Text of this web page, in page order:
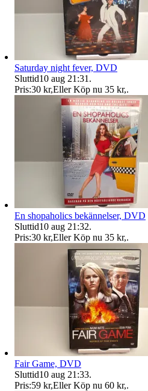
Saturday night fever, DVD
Sluttid10 aug 21:31 .
Pris:30 kr,Eller Köp nu 35 kr,.
En shopaholics bekännelser, DVD
Sluttid10 aug 21:32.
Pris:30 kr,Eller Köp nu 35 kr,.
Fair Game, DVD
Sluttid10 aug 21:33.
Pris:59 kr,Eller Köp nu 60 kr,.